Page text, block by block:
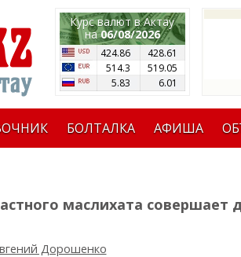
Курс валют в Актау
на06/08/2026
424.86
428.61
514.3
519.05
5.83
6.01
БОЛТАЛКА АФИША
маслихата совершает
Дорошенко